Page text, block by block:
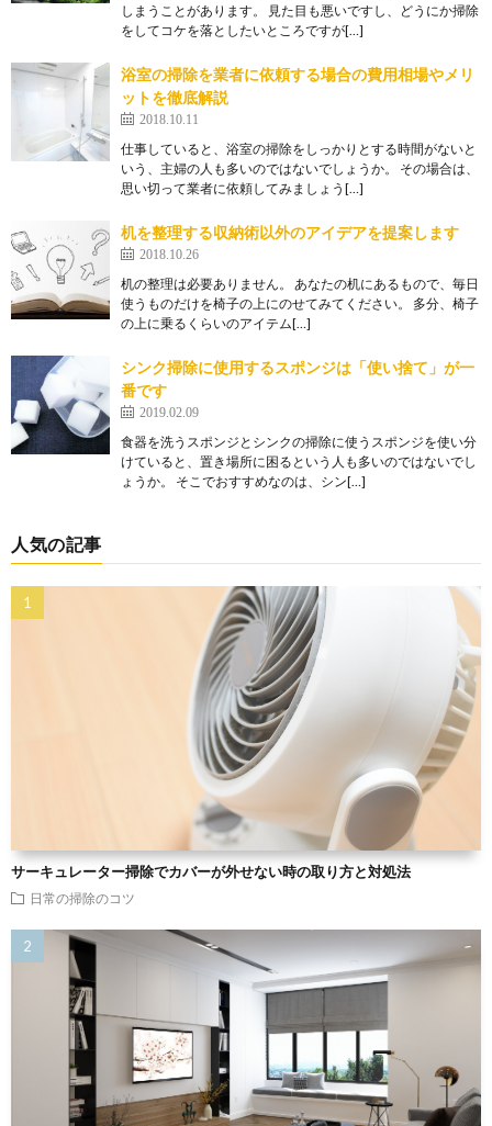
しまうことがあります。 見た目も悪いですし、どうにか掃除
をしてコケを落としたいところですが[…]
浴室の掃除を業者に依頼する場合の費用相場やメリ
ットを徹底解説
2018.10.11
仕事していると、浴室の掃除をしっかりとする時間がないと
いう、主婦の人も多いのではないでしょうか。 その場合は、
思い切って業者に依頼してみましょう[…]
机を整理する収納術以外のアイデアを提案します
2018.10.26
机の整理は必要ありません。 あなたの机にあるもので、毎日
使うものだけを椅子の上にのせてみてください。 多分、椅子
の上に乗るくらいのアイテム[…]
シンク掃除に使用するスポンジは「使い捨て」が一
番です
2019.02.09
食器を洗うスポンジとシンクの掃除に使うスポンジを使い分
けていると、置き場所に困るという人も多いのではないでし
ょうか。 そこでおすすめなのは、シン[…]
人気の記事
サーキュレーター掃除でカバーが外せない時の取り方と対処法
日常の掃除のコツ